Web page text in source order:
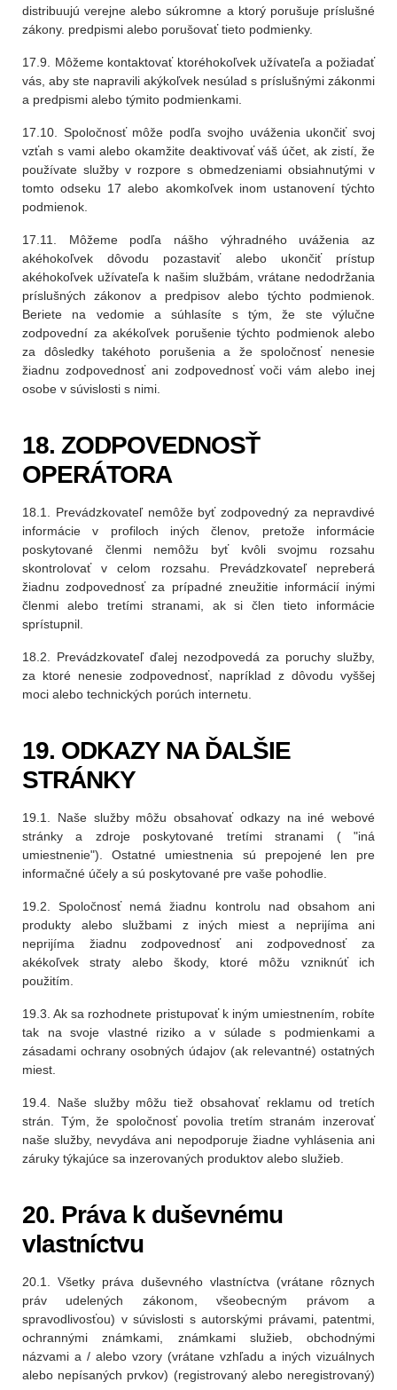
distribuujú verejne alebo súkromne a ktorý porušuje príslušné
zákony. predpismi alebo porušovať tieto podmienky.
17.9. Môžeme kontaktovať ktoréhokoľvek užívateľa a požiadať
vás, aby ste napravili akýkoľvek nesúlad s príslušnými zákonmi
a predpismi alebo týmito podmienkami.
17.10. Spoločnosť môže podľa svojho uváženia ukončiť svoj
vzťah s vami alebo okamžite deaktivovať váš účet, ak zistí, že
používate služby v rozpore s obmedzeniami obsiahnutými v
tomto odseku 17 alebo akomkoľvek inom ustanovení týchto
podmienok.
17.11. Môžeme podľa nášho výhradného uváženia az
akéhokoľvek dôvodu pozastaviť alebo ukončiť prístup
akéhokoľvek užívateľa k našim službám, vrátane nedodržania
príslušných zákonov a predpisov alebo týchto podmienok.
Beriete na vedomie a súhlasíte s tým, že ste výlučne
zodpovední za akékoľvek porušenie týchto podmienok alebo
za dôsledky takéhoto porušenia a že spoločnosť nenesie
žiadnu zodpovednosť ani zodpovednosť voči vám alebo inej
osobe v súvislosti s nimi.
18. ZODPOVEDNOSŤ
OPERÁTORA
18.1. Prevádzkovateľ nemôže byť zodpovedný za nepravdivé
informácie v profiloch iných členov, pretože informácie
poskytované členmi nemôžu byť kvôli svojmu rozsahu
skontrolovať v celom rozsahu. Prevádzkovateľ nepreberá
žiadnu zodpovednosť za prípadné zneužitie informácií inými
členmi alebo tretími stranami, ak si člen tieto informácie
sprístupnil.
18.2. Prevádzkovateľ ďalej nezodpovedá za poruchy služby,
za ktoré nenesie zodpovednosť, napríklad z dôvodu vyššej
moci alebo technických porúch internetu.
19. ODKAZY NA ĎALŠIE
STRÁNKY
19.1. Naše služby môžu obsahovať odkazy na iné webové
stránky a zdroje poskytované tretími stranami ( "iná
umiestnenie"). Ostatné umiestnenia sú prepojené len pre
informačné účely a sú poskytované pre vaše pohodlie.
19.2. Spoločnosť nemá žiadnu kontrolu nad obsahom ani
produkty alebo službami z iných miest a neprijíma ani
neprijíma žiadnu zodpovednosť ani zodpovednosť za
akékoľvek straty alebo škody, ktoré môžu vzniknúť ich
použitím.
19.3. Ak sa rozhodnete pristupovať k iným umiestnením, robíte
tak na svoje vlastné riziko a v súlade s podmienkami a
zásadami ochrany osobných údajov (ak relevantné) ostatných
miest.
19.4. Naše služby môžu tiež obsahovať reklamu od tretích
strán. Tým, že spoločnosť povolia tretím stranám inzerovať
naše služby, nevydáva ani nepodporuje žiadne vyhlásenia ani
záruky týkajúce sa inzerovaných produktov alebo služieb.
20. Práva k duševnému
vlastníctvu
20.1. Všetky práva duševného vlastníctva (vrátane rôznych
práv udelených zákonom, všeobecným právom a
spravodlivosťou) v súvislosti s autorskými právami, patentmi,
ochrannými známkami, známkami služieb, obchodnými
názvami a / alebo vzory (vrátane vzhľadu a iných vizuálnych
alebo nepísaných prvkov) (registrovaný alebo neregistrovaný)